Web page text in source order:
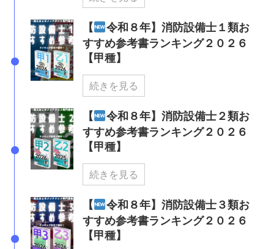
【
令和８年】消防設備士１類お
すすめ参考書ランキング２０２６
【甲種】
続きを見る
【
令和８年】消防設備士２類お
すすめ参考書ランキング２０２６
【甲種】
続きを見る
【
令和８年】消防設備士３類お
すすめ参考書ランキング２０２６
【甲種】